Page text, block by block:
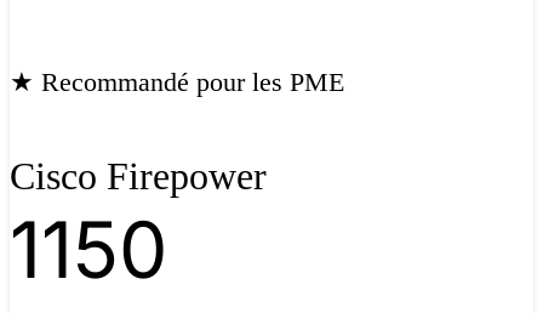
★ Recommandé pour les PME
Cisco Firepower
1150